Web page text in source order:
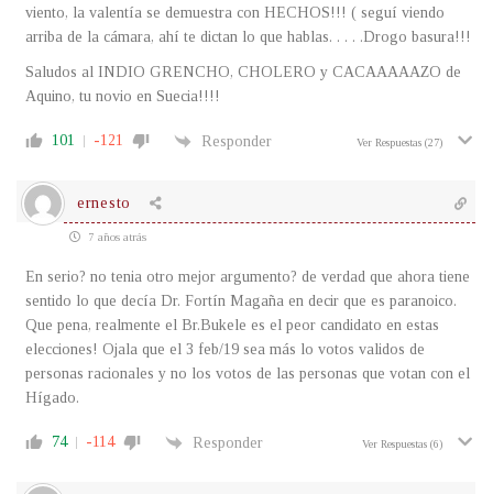
viento, la valentía se demuestra con HECHOS!!! ( seguí viendo
arriba de la cámara, ahí te dictan lo que hablas. . . . .Drogo basura!!!
Saludos al INDIO GRENCHO, CHOLERO y CACAAAAAZO de
Aquino, tu novio en Suecia!!!!
101 -121 Responder Ver Respuestas (27)
ernesto
7 años atrás
En serio? no tenia otro mejor argumento? de verdad que ahora tiene
sentido lo que decía Dr. Fortín Magaña en decir que es paranoico.
Que pena, realmente el Br.Bukele es el peor candidato en estas
elecciones! Ojala que el 3 feb/19 sea más lo votos validos de
personas racionales y no los votos de las personas que votan con el
Hígado.
74 -114 Responder Ver Respuestas (6)